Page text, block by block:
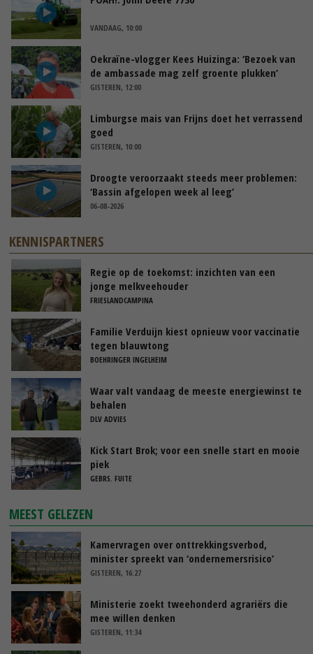
VANDAAG, 10:00
Oekraïne-vlogger Kees Huizinga: ‘Bezoek van
de ambassade mag zelf groente plukken’
GISTEREN, 12:00
Limburgse mais van Frijns doet het verrassend
goed
GISTEREN, 10:00
Droogte veroorzaakt steeds meer problemen:
‘Bassin afgelopen week al leeg’
06-08-2026
KENNISPARTNERS
Regie op de toekomst: inzichten van een
jonge melkveehouder
FRIESLANDCAMPINA
Familie Verduijn kiest opnieuw voor vaccinatie
tegen blauwtong
BOEHRINGER INGELHEIM
Waar valt vandaag de meeste energiewinst te
behalen
DLV ADVIES
Kick Start Brok; voor een snelle start en mooie
piek
GEBRS. FUITE
MEEST GELEZEN
Kamervragen over onttrekkingsverbod,
minister spreekt van ‘ondernemersrisico’
GISTEREN, 16:27
Ministerie zoekt tweehonderd agrariërs die
mee willen denken
GISTEREN, 11:34